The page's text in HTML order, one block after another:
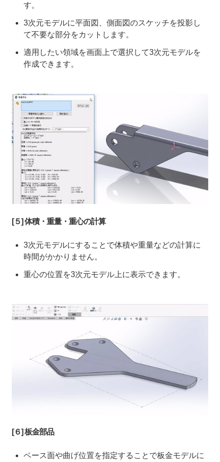
す。
3次元モデルに平面図、側面図のスケッチを投影し
て不要な部分をカットします。
適用したい領域を画面上で選択して3次元モデルを
作成できます。
[５] 体積・重量・重心の計算
3次元モデルにすることで体積や重量などの計算に
時間がかかりません。
重心の位置を3次元モデル上に表示できます。
[６] 板金部品
ベース面や曲げ位置を指定することで板金モデルに